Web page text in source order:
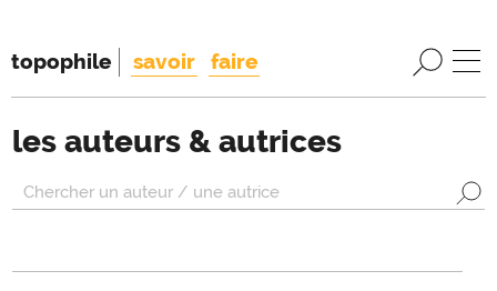
topophile savoir faire
les auteurs & autrices